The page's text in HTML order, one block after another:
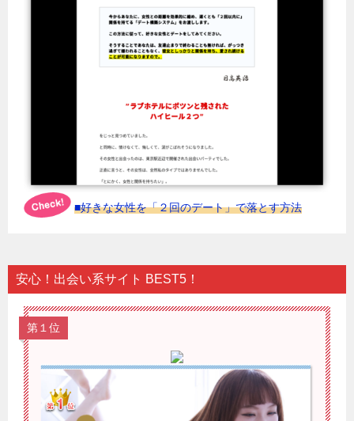
■好きな女性を「２回のデート」で落とす方法
安心！出会い系サイト BEST5！
第１位